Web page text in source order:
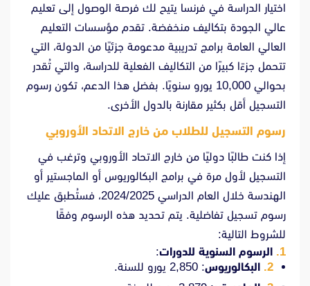
اختيار الدراسة في فرنسا يتيح لك فرصة الوصول إلى تعليم
عالي الجودة بتكاليف منخفضة. تقدم مؤسسات التعليم
العالي العامة برامج تدريبية مدعومة جزئيًا من الدولة، التي
تتحمل جزءًا كبيرًا من التكاليف الفعلية للدراسة، والتي تُقدر
بحوالي 10,000 يورو سنويًا. بفضل هذا الدعم، تكون رسوم
التسجيل أقل بكثير مقارنة بالدول الأخرى.
رسوم التسجيل للطلاب من خارج الاتحاد الأوروبي
إذا كنت طالبًا دوليًا من خارج الاتحاد الأوروبي وترغب في
التسجيل لأول مرة في برامج البكالوريوس أو الماجستير أو
الهندسة خلال العام الدراسي 2024/2025، فستُطبق عليك
رسوم تسجيل تفاضلية. يتم تحديد هذه الرسوم وفقًا
للشروط التالية:
الرسوم السنوية للدورات:
البكالوريوس: 2,850 يورو للسنة.